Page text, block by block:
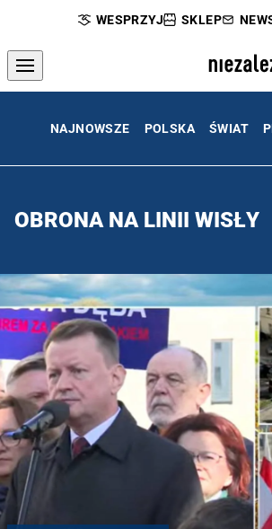
WESPRZYJ SKLEP
NAJNOWSZE POLSKA ŚWIAT
OBRONA NA LINII WISŁY